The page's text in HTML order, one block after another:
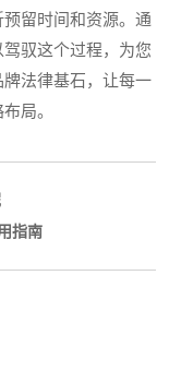
留时间和资源。通
驭这个过程，为您
法律基石，让每一
局。
指南